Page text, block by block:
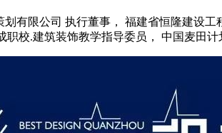
有限公司 执行董事， 福建省恒隆建设
校.建筑装饰教学指导委员， 中国麦田计